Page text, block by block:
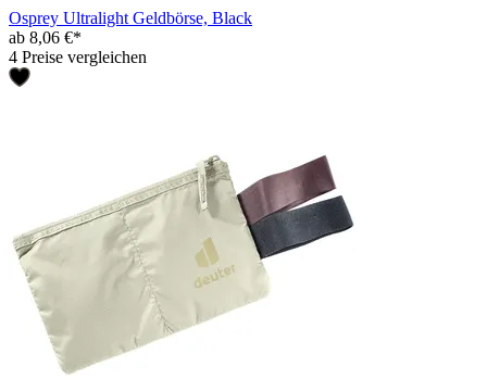
Osprey Ultralight Geldbörse, Black
ab 8,06 €*
4 Preise vergleichen